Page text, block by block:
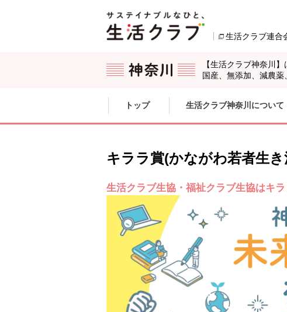
生活クラブ連合
【生活クラブ神奈川】
国産、無添加、減農薬
ここからサイト内共通メニューです。
サイト内共通メニューをスキップする
トップ 生活クラブ神奈川について
キララ賞(かながわ若者生
生活クラブ生協・福祉クラブ生協はキ